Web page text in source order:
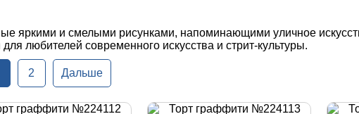
яркими и смелыми рисунками, напоминающими уличное
любителей современного искусства и стрит-культуры.
2 Дальше